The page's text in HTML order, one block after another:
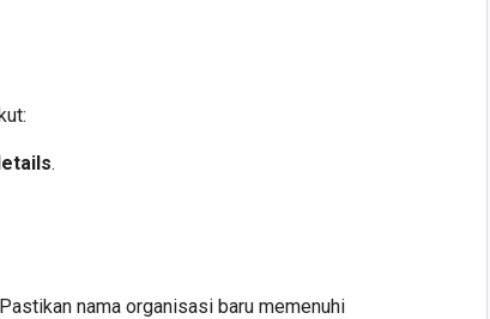
.
nama organisasi baru memenuhi